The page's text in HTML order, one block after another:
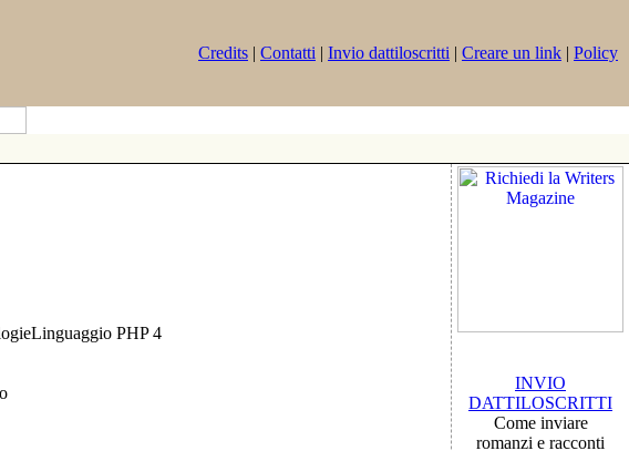
Credits | Contatti | Invio dattiloscritti | Creare un link | Policy
PHP 4
INVIO
DATTILOSCRITTI
Come inviare
romanzi e racconti